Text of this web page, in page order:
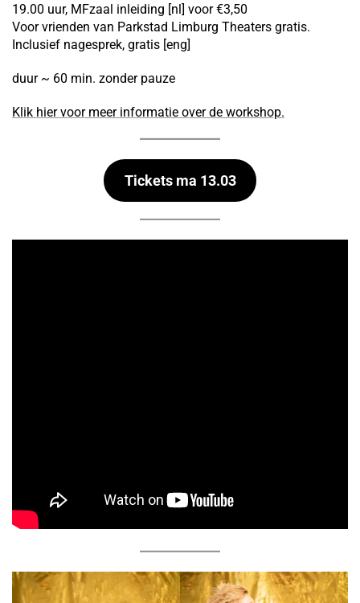
19.00 uur, MFzaal inleiding [nl] voor €3,50
Voor vrienden van Parkstad Limburg Theaters gratis.
Inclusief nagesprek, gratis [eng]
duur ~ 60 min. zonder pauze
Klik hier voor meer informatie over de workshop.
Tickets ma 13.03